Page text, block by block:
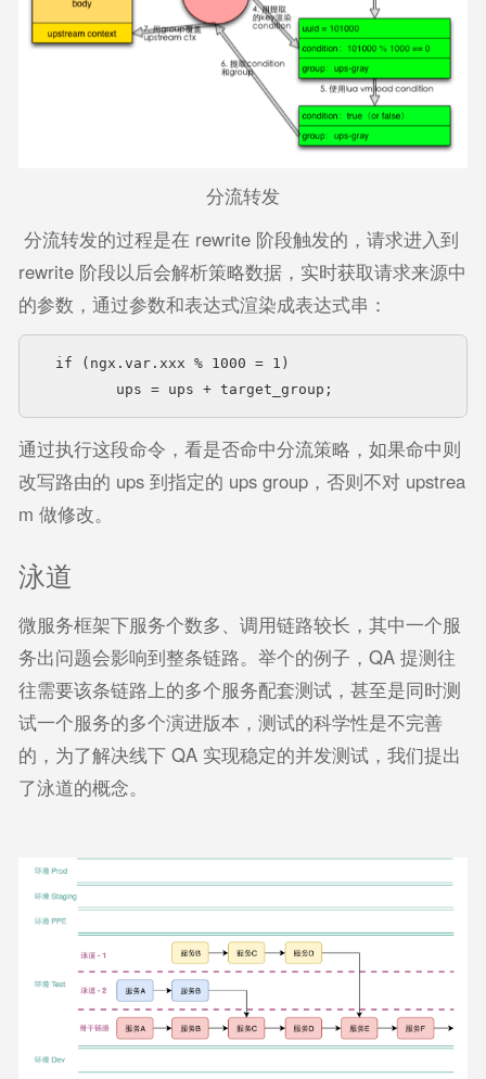
分流转发
分流转发的过程是在 rewrite 阶段触发的，请求进入到
rewrite 阶段以后会解析策略数据，实时获取请求来源中
的参数，通过参数和表达式渲染成表达式串：
	ups = ups + target_group;
通过执行这段命令，看是否命中分流策略，如果命中则
改写路由的 ups 到指定的 ups group，否则不对 upstrea
m 做修改。
泳道
微服务框架下服务个数多、调用链路较长，其中一个服
务出问题会影响到整条链路。举个的例子，QA 提测往
往需要该条链路上的多个服务配套测试，甚至是同时测
试一个服务的多个演进版本，测试的科学性是不完善
的，为了解决线下 QA 实现稳定的并发测试，我们提出
了泳道的概念。